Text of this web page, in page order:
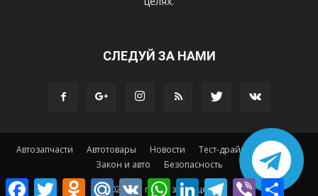
СЛЕДУЙ ЗА НАМИ
Автозапчасти Автотовары Новости Тест-драйв
Тюнинг
Закон и авто
Безопасность
© 2025 Все права защищены.
FacebookTwitter Odnoklassniki
Mail.Ru VK WhatsAppLinkedInTelegramViber